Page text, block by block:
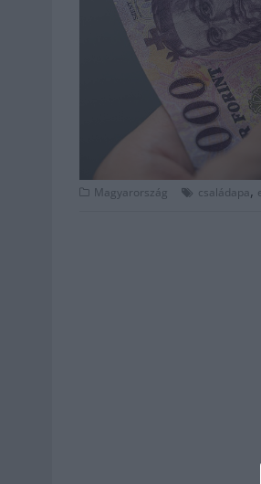
Magyarország családapa,